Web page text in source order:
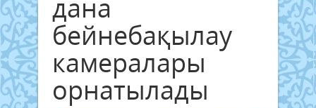
дана
бейнебақылау
камералары
орнатылады